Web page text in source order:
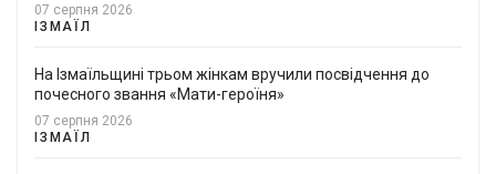
07 серпня 2026
ІЗМАЇЛ
На Ізмаїльщині трьом жінкам вручили посвідчення до
почесного звання «Мати-героїня»
07 серпня 2026
ІЗМАЇЛ